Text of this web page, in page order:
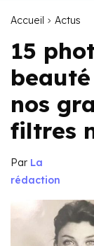
Accueil Actus
15
nos
filtres
Par La
rédaction